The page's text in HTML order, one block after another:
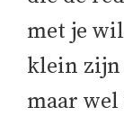
met je
klein zijn
maar